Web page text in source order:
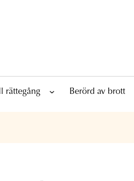
rättegång Berörd av brott